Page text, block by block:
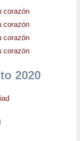
corazón
corazón
corazón
corazón
2020